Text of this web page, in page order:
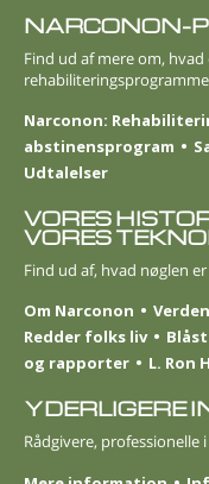
NARCONON-
Find ud af mere om,
Narconon:
abstinensprogram
Udtalelser
VORES
VORES
Find ud af, hvad nøglen
Om Narconon
Redder folks liv
og rapporter
L. Ron
YDERLIGERE
Rådgivere,